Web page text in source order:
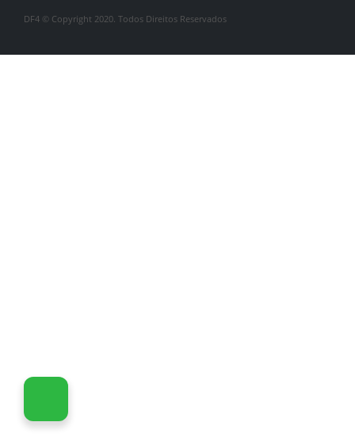
DF4 © Copyright 2020. Todos Direitos Reservados